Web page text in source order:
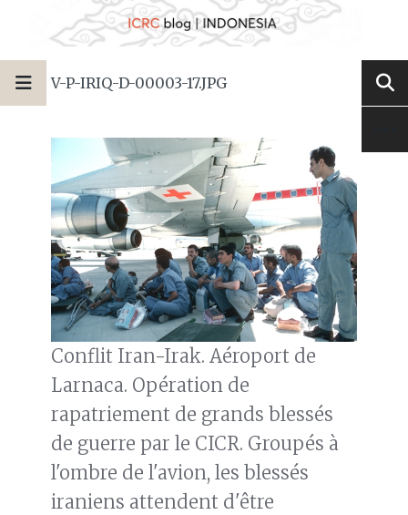
V-P-IRIQ-D-00003-17.JPG
Conflit Iran-Irak. Aéroport de
Larnaca. Opération de
rapatriement de grands blessés
de guerre par le CICR. Groupés à
l'ombre de l'avion, les blessés
iraniens attendent d'être